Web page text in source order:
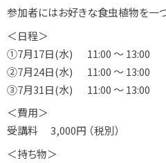
参加者にはお好きな食虫植物を一つ
＜日程＞
①7月17日(水) 11:00 ～ 13:00
②7月24日(水) 11:00 ～ 13:00
③7月31日(水) 11:00 ～ 13:00
＜費用＞
受講料 3,000円 （税別）
＜持ち物＞